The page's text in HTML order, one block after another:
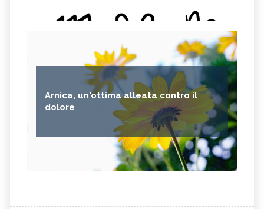
Arnica, un'ottima alleata contro il
dolore